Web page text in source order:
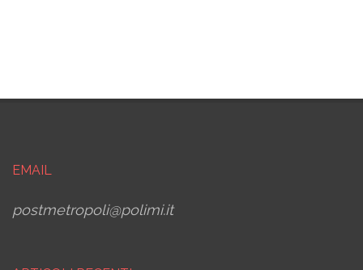
EMAIL
postmetropoli@polimi.it